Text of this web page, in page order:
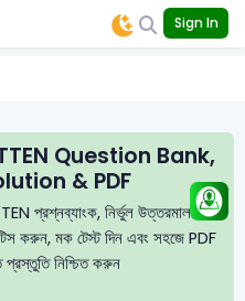
Sign In
Question Bank,
& PDF
প্রশ্নব্যাংক, নির্ভুল উত্তরমালা এবং
করুন, মক টেস্ট দিন এবং সহজে PDF
নিশ্চিত করুন